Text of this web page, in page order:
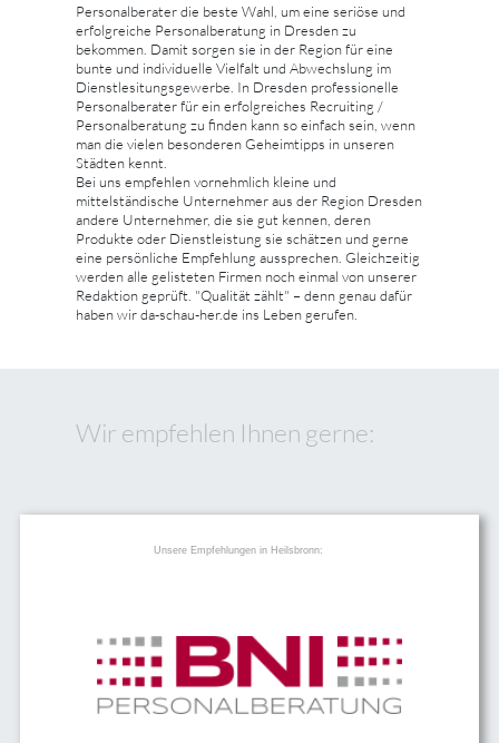
Personalberater die beste Wahl, um eine seriöse und
erfolgreiche Personalberatung in Dresden zu
bekommen. Damit sorgen sie in der Region für eine
bunte und individuelle Vielfalt und Abwechslung im
Dienstlesitungsgewerbe. In Dresden professionelle
Personalberater für ein erfolgreiches Recruiting /
Personalberatung zu finden kann so einfach sein, wenn
man die vielen besonderen Geheimtipps in unseren
Städten kennt.
Bei uns empfehlen vornehmlich kleine und
mittelständische Unternehmer aus der Region Dresden
andere Unternehmer, die sie gut kennen, deren
Produkte oder Dienstleistung sie schätzen und gerne
eine persönliche Empfehlung aussprechen. Gleichzeitig
werden alle gelisteten Firmen noch einmal von unserer
Redaktion geprüft. "Qualität zählt" – denn genau dafür
haben wir da-schau-her.de ins Leben gerufen.
Wir empfehlen Ihnen gerne:
Unsere Empfehlungen in Heilsbronn: